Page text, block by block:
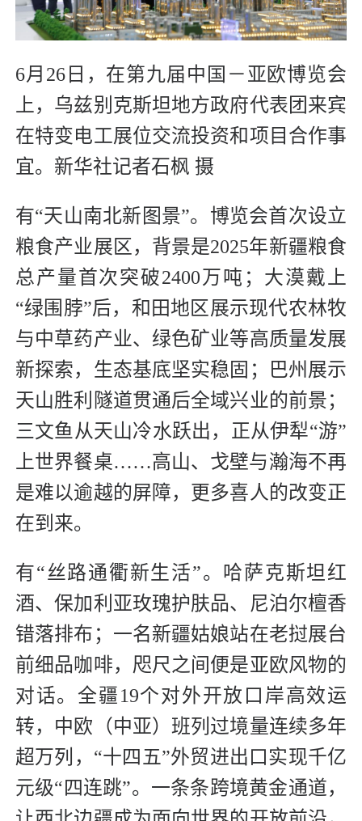
6月26日，在第九届中国－亚欧博览会
上，乌兹别克斯坦地方政府代表团来宾
在特变电工展位交流投资和项目合作事
宜。新华社记者石枫 摄
有“天山南北新图景”。博览会首次设立
粮食产业展区，背景是2025年新疆粮食
总产量首次突破2400万吨；大漠戴上
“绿围脖”后，和田地区展示现代农林牧
与中草药产业、绿色矿业等高质量发展
新探索，生态基底坚实稳固；巴州展示
天山胜利隧道贯通后全域兴业的前景；
三文鱼从天山冷水跃出，正从伊犁“游”
上世界餐桌……高山、戈壁与瀚海不再
是难以逾越的屏障，更多喜人的改变正
在到来。
有“丝路通衢新生活”。哈萨克斯坦红
酒、保加利亚玫瑰护肤品、尼泊尔檀香
错落排布；一名新疆姑娘站在老挝展台
前细品咖啡，咫尺之间便是亚欧风物的
对话。全疆19个对外开放口岸高效运
转，中欧（中亚）班列过境量连续多年
超万列，“十四五”外贸进出口实现千亿
元级“四连跳”。一条条跨境黄金通道，